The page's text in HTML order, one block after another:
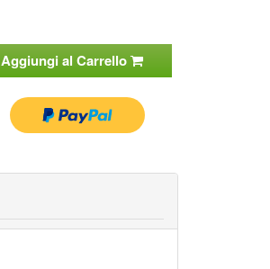
Aggiungi al Carrello